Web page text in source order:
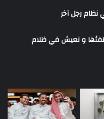
نظام رجل آخر
نطفئها و نعيش في ظلام